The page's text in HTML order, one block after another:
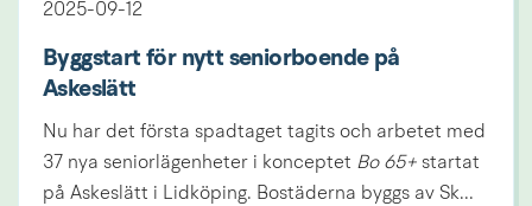
2025-09-12
Byggstart för nytt seniorboende på
Askeslätt
Nu har det första spadtaget tagits och arbetet med
37 nya seniorlägenheter i konceptet Bo 65+ startat
på Askeslätt i Lidköping. Bostäderna byggs av Sk...